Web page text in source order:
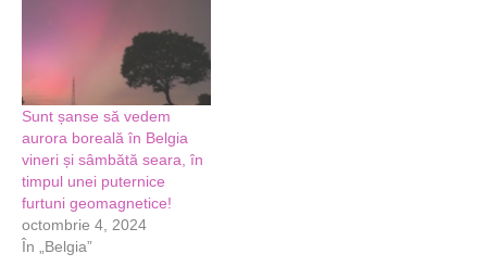
Sunt șanse să vedem
aurora boreală în Belgia
vineri și sâmbătă seara, în
timpul unei puternice
furtuni geomagnetice!
octombrie 4, 2024
În „Belgia”